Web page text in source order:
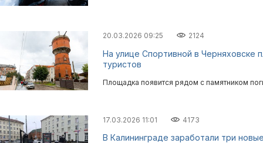
20.03.2026 09:25 2124
На улице Спортивной в Черняховске
туристов
Площадка появится рядом с памятником
17.03.2026 11:01 4173
В Калининграде заработали три